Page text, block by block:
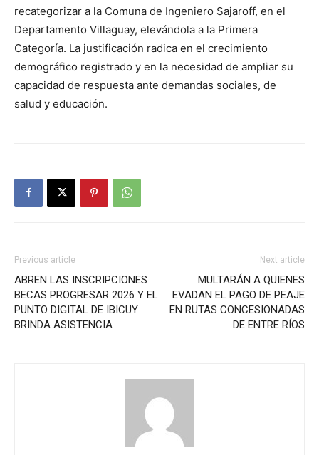
recategorizar a la Comuna de Ingeniero Sajaroff, en el
Departamento Villaguay, elevándola a la Primera
Categoría. La justificación radica en el crecimiento
demográfico registrado y en la necesidad de ampliar su
capacidad de respuesta ante demandas sociales, de
salud y educación.
Previous article
ABREN LAS INSCRIPCIONES
BECAS PROGRESAR 2026 Y EL
PUNTO DIGITAL DE IBICUY
BRINDA ASISTENCIA
Next article
MULTARÁN A QUIENES
EVADAN EL PAGO DE PEAJE
EN RUTAS CONCESIONADAS
DE ENTRE RÍOS